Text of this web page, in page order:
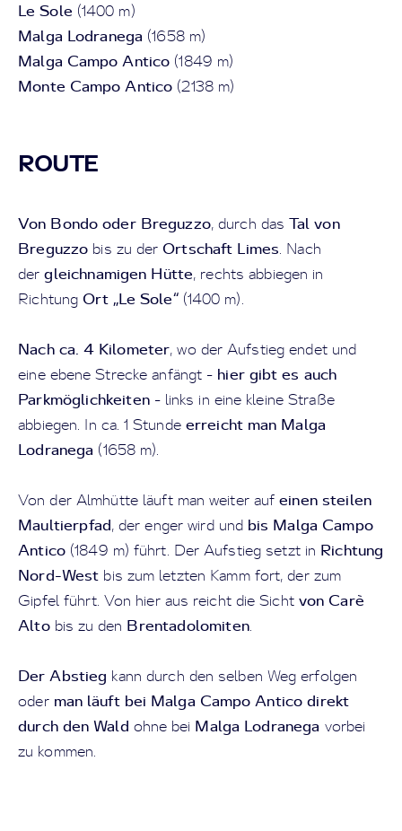
Le Sole (1400 m)
Malga Lodranega (1658 m)
Malga Campo Antico (1849 m)
Monte Campo Antico (2138 m)
ROUTE
Von Bondo oder Breguzzo, durch das Tal von
Breguzzo bis zu der Ortschaft Limes. Nach
dergleichnamigen Hütte, rechts abbiegen in
Richtung Ort „Le Sole“(1400 m).
Nach ca. 4 Kilometer, wo der Aufstieg endet und
eine ebene Strecke anfängt - hier gibt es auch
Parkmöglichkeiten- links in eine kleine Straße
abbiegen. In ca. 1 Stunde erreicht man Malga
Lodranega (1658 m).
Von der Almhütte läuft man weiter aufeinen steilen
Maultierpfad, der enger wird und bis Malga Campo
Antico (1849 m) führt. Der Aufstieg setzt in Richtung
Nord-West bis zum letzten Kamm fort, der zum
Gipfel führt. Von hier aus reicht die Sicht von Carè
Altobis zu den Brentadolomiten.
Der Abstieg kann durch den selben Weg erfolgen
oder man läuft bei Malga Campo Antico direkt
durch den Wald ohne bei Malga Lodranega vorbei
zu kommen.